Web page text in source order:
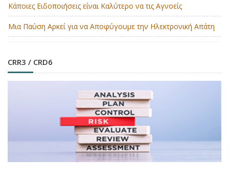
Κάποιες Ειδοποιήσεις είναι Καλύτερο να τις Αγνοείς
Μια Παύση Αρκεί για να Αποφύγουμε την Ηλεκτρονική Απάτη
CRR3 / CRD6